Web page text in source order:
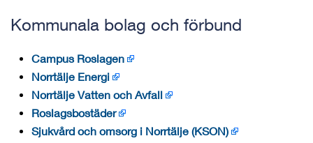
Kommunala bolag och förbund
Campus Roslagen
Norrtälje Energi
Norrtälje Vatten och Avfall
Roslagsbostäder
Sjukvård och omsorg i Norrtälje (KSON)